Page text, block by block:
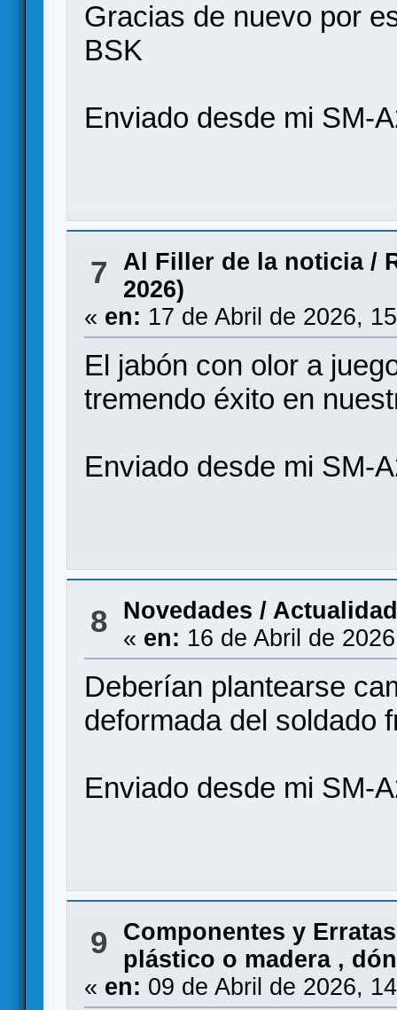
Gracias de nuevo por
BSK
Enviado desde mi SM-
7 Al Filler de la noticia/
2026)
« en: 17 de Abril de 2026,
El jabón con olor a
tremendo éxito en
Enviado desde mi SM-
8
Novedades / Actualidad
« en: 16 de Abril de
Deberían plantearse
deformada del soldado
Enviado desde mi SM-
9 Componentes y Erratas
plástico o madera ,
« en: 09 de Abril de 2026,